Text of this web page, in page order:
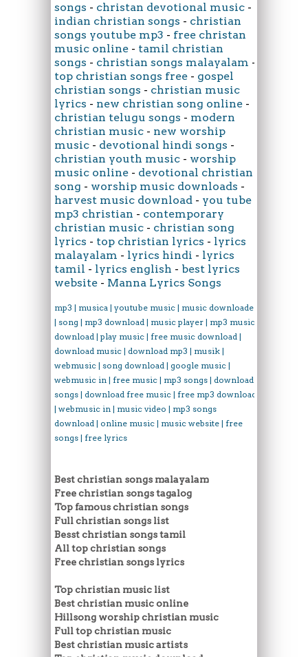
songs - christan devotional music -
indian christian songs - christian
songs youtube mp3 - free christan
music online - tamil christian
songs - christian songs malayalam -
top christian songs free - gospel
christian songs - christian music
lyrics - new christian song online -
christian telugu songs - modern
christian music - new worship
music - devotional hindi songs -
christian youth music - worship
music online - devotional christian
song - worship music downloads -
harvest music download - you tube
mp3 christian - contemporary
christian music - christian song
lyrics - top christian lyrics - lyrics
malayalam - lyrics hindi - lyrics
tamil - lyrics english - best lyrics
website - Manna Lyrics Songs
mp3 | musica | youtube music | music downloader
| song | mp3 download | music player | mp3 music
download | play music | free music download |
download music | download mp3 | musik |
webmusic | song download | google music |
webmusic in | free music | mp3 songs | download
songs | download free music | free mp3 download
| webmusic in | music video | mp3 songs
download | online music | music website | free
songs | free lyrics
Best christian songs malayalam
Free christian songs tagalog
Top famous christian songs
Full christian songs list
Besst christian songs tamil
All top christian songs
Free christian songs lyrics
Top christian music list
Best christian music online
Hillsong worship christian music
Full top christian music
Best christian music artists